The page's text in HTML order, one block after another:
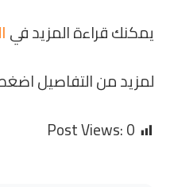
يمكنك قراءة المزيد في
لمزيد من التفاصيل
Post Views:0